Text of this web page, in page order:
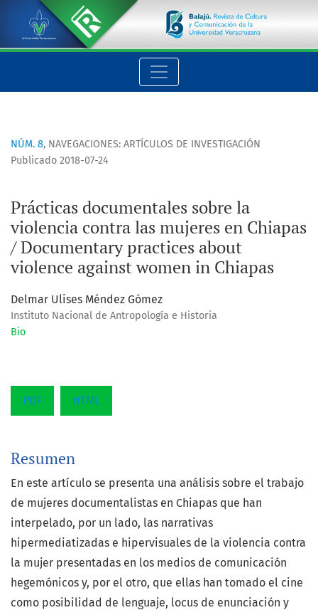
Prácticas documentales sobre la violencia contra las
NÚM. 8, NAVEGACIONES: ARTÍCULOS DE INVESTIGACIÓN
Prácticas documentales sobre la
violencia contra las mujeres en Chiapas
/ Documentary practices about
violence against women in Chiapas
Publicado 2018-07-24
Delmar Ulises Méndez Gómez
Instituto Nacional de Antropología e Historia
Bio
PDF HTML
Resumen
En este artículo se presenta una análisis sobre el trabajo
de mujeres documentalistas en Chiapas que han
interpelado, por un lado, las narrativas
hipermediatizadas e hipervisuales de la violencia contra
la mujer presentadas en los medios de comunicación
hegemónicos y, por el otro, que ellas han tomado el cine
como posibilidad de lenguaje, locus de enunciación y